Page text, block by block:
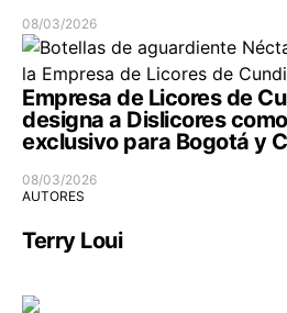
08/03/2026
Empresa de Licores de
designa a Dislicores
exclusivo para Bogotá y
08/03/2026
AUTORES
Terry Loui